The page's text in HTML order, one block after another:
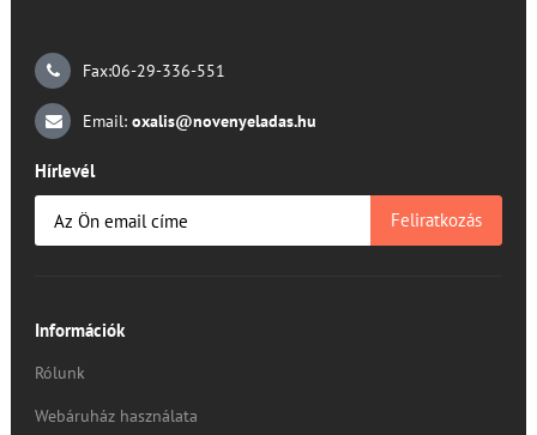
Fax:06-29-336-551
Email: oxalis@novenyeladas.hu
Hírlevél
Feliratkozás
Információk
Rólunk
Webáruház használata